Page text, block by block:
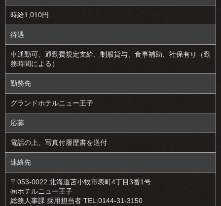
時給1,010円
待遇
車通勤可、通勤費規定支給、制服貸与、食事補助、社保有り（勤
務時間による）
勤務先
グランドホテルニュー王子
応募
電話の上、写真付履歴書を送付
連絡先
〒053-0022 北海道苫小牧市表町4丁目3番1号
㈱ホテルニュー王子
総務人事課 採用担当者 TEL:0144-31-3150